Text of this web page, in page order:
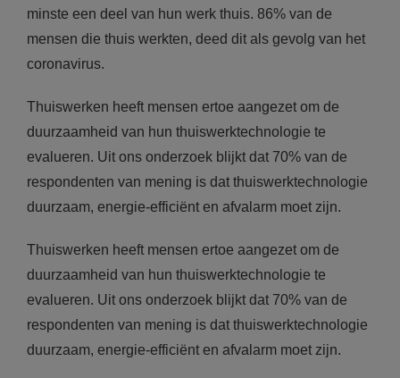
minste een deel van hun werk thuis. 86% van de
mensen die thuis werkten, deed dit als gevolg van het
coronavirus.
Thuiswerken heeft mensen ertoe aangezet om de
duurzaamheid van hun thuiswerktechnologie te
evalueren. Uit ons onderzoek blijkt dat 70% van de
respondenten van mening is dat thuiswerktechnologie
duurzaam, energie-efficiënt en afvalarm moet zijn.
Thuiswerken heeft mensen ertoe aangezet om de
duurzaamheid van hun thuiswerktechnologie te
evalueren. Uit ons onderzoek blijkt dat 70% van de
respondenten van mening is dat thuiswerktechnologie
duurzaam, energie-efficiënt en afvalarm moet zijn.